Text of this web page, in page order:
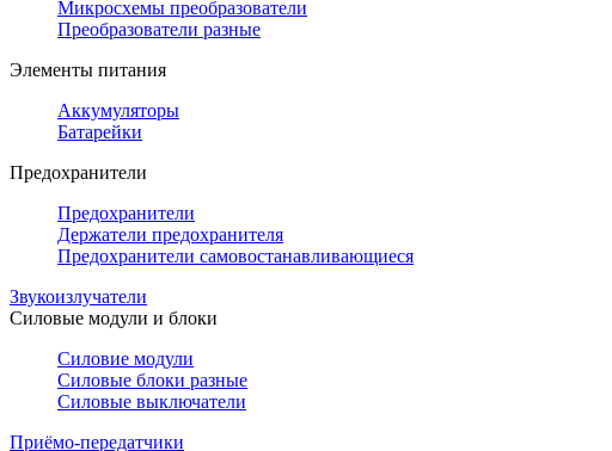
Микросхемы преобразователи
Преобразователи разные
Элементы питания
Аккумуляторы
Батарейки
Предохранители
Предохранители
Держатели предохранителя
Предохранители самовостанавливающиеся
Звукоизлучатели
Силовые модули и блоки
Силовие модули
Силовые блоки разные
Силовые выключатели
Приёмо-передатчики